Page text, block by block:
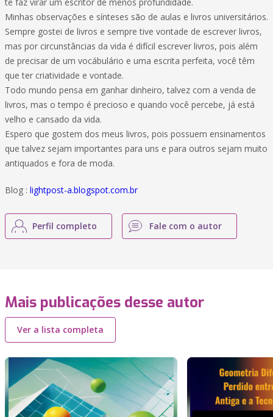
Minhas observações e sínteses são de aulas e livros universitários.
Sempre gostei de livros e sempre tive vontade de escrever livros,
mas por circunstâncias da vida é difícil escrever livros, pois além
de precisar de um vocábulário e uma escrita perfeita, você têm
que ter criatividade e vontade.
Todo mundo pensa em ganhar dinheiro, talvez com a venda de
livros, mas o tempo é precioso e quando você percebe, já está
velho e cansado da vida.
Espero que gostem dos meus livros, pois possuem ensinamentos
que talvez sejam importantes para uns e para outros sejam muito
antiquados e fora de moda.
Blog : lightpost-a.blogspot.com.br
Perfil completo Fale com o autor
Mais publicações desse autor
Ver a lista completa